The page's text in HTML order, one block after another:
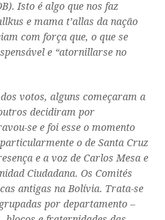
Isto é algo que nos faz
emama t’allas da nação
com força que, o que se
e “atornillarse no
votos, alguns começaram a
decidiram por
se e foi esse o momento
o de Santa Cruz
e a voz de Carlos Mesa e
Ciudadana. Os Comités
antigas na Bolívia. Trata-se
por departamento –